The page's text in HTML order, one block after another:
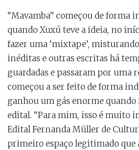
“Mavamba” começou de forma
quando Xuxú teve a ideia, no
fazer uma ‘mixtape’,
inéditas e outras escritas há
guardadas e passaram por uma
começou a ser feito de forma
ganhou um gás enorme
edital. “Para mim, isso é muito
Edital Fernanda Müller de
primeiro espaço legitimado que